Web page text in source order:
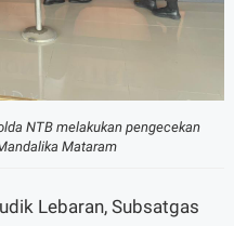
NTB melakukan pengecekan
Mataram
Lebaran, Subsatgas